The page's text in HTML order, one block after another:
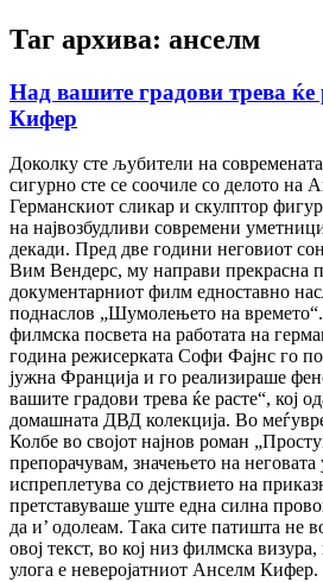
Таг архива: анселм
Над вашите градови трева ќе
Кифер
Доколку сте љубители на
сигурно сте се соочиле со делото на
Германскиот сликар и скулптор
на највозбудливи современи
декади. Пред две години неговиот
Вим Вендерс, му направи прекрасна
документарниот филм едноставно
поднаслов „Шумолењето на
филмска посвета на работата на
година режисерката Софи Фајнс го
јужна Франција и го реализираше
вашите градови трева ќе расте“, кој
домашната ДВД колекција. Во
Колбе во својот најнов роман
препорачувам, значењето на неговата
испреплетува со дејствието на
претставуваше уште една силна
да и’ одолеам. Така сите патишта не
овој текст, во кој низ филмскa
улога е неверојатниот Анселм Кифер.